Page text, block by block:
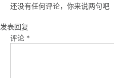
还没有任何评论，你来说两句吧
发表回复
评论 *